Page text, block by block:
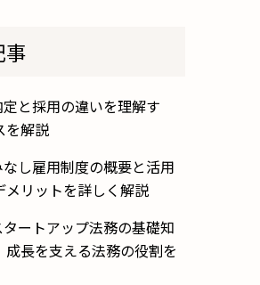
事
定と採用の違いを理解す
を解説
なし雇用制度の概要と活用
リットを詳しく解説
タートアップ法務の基礎知
長を支える法務の役割を